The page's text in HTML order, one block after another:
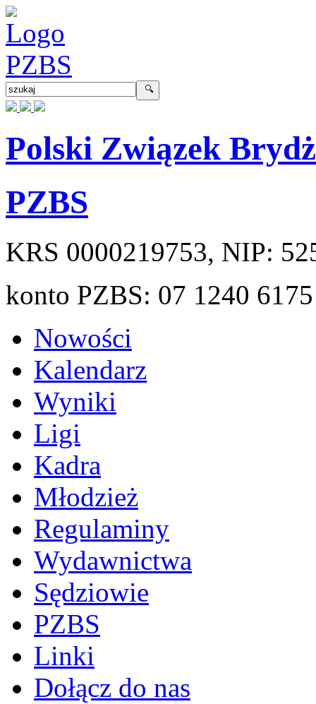
Polski Związek
PZBS
KRS 0000219753, NIP:
konto PZBS: 07 1240
Nowości
Kalendarz
Wyniki
Ligi
Kadra
Młodzież
Regulaminy
Wydawnictwa
Sędziowie
PZBS
Linki
Dołącz do nas